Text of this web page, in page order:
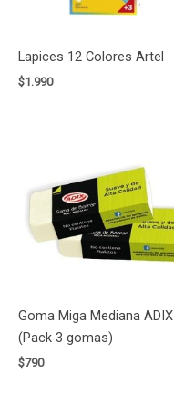
Lapices 12 Colores Artel
$1.990
Goma Miga Mediana ADIX
(Pack 3 gomas)
$790